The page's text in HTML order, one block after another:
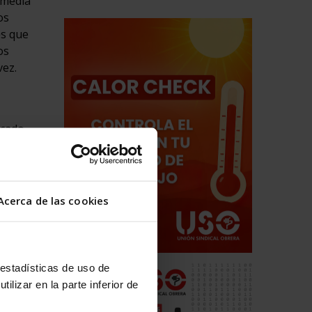
de las cookies
de uso de
en la parte inferior de
que